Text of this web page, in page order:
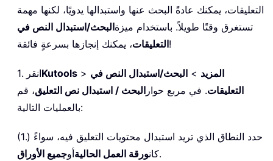
التعليقات، يمكنك عادةً البحث عنها واستبدالها يدويًا، لكنها مهمة
تستغرق وقتًا طويلاً. باستخدام ميزةالبحث/استبدال النص في
التعليقات، يمكنك إنجازها بسرعةٍ فائقة!
1. انقرKutools > المزيد > البحث/استبدال النص في
التعليقات. في مربع حوار البحث / استبدال نص التعليق، قم
بالعمليات التالية:
(1.) حدد النطاق الذي تريد استبدال محتويات التعليق فيه، سواءً
كانورقة العمل الحاليةأوجميع الأوراق .